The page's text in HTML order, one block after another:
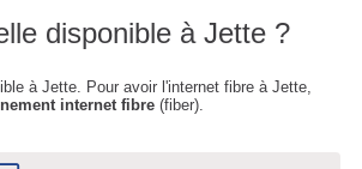
disponible à Jette ?
à Jette. Pour avoir l'internet fibre à Jette,
internet fibre (fiber).